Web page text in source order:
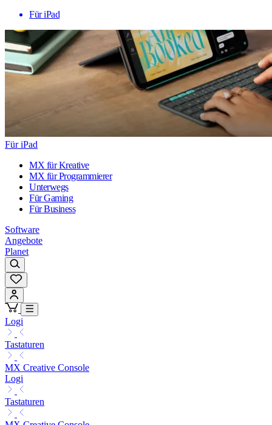
Für iPad
Für iPad
MX für Kreative
MX für Programmierer
Unterwegs
Für Gaming
Für Business
Software
Angebote
Planet
Logi
Tastaturen
MX Creative Console
Logi
Tastaturen